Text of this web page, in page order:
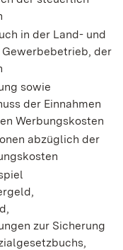
in der Land- und
der
sowie
der Einnahmen
Werbungskosten
abzüglich der
zur Sicherung